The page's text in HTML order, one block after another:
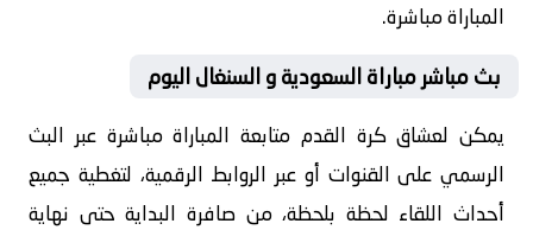
المباراة مباشرة.
بث مباشر مباراة السعودية و السنغال اليوم
يمكن لعشاق كرة القدم متابعة المباراة مباشرة عبر البث
الرسمي على القنوات أو عبر الروابط الرقمية، لتغطية جميع
أحداث اللقاء لحظة بلحظة، من صافرة البداية حتى نهاية